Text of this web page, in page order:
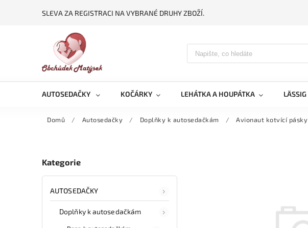
SLEVA ZA REGISTRACI NA VYBRANÉ DRUHY ZBOŽÍ.
AUTOSEDAČKY KOČÁRKY LEHÁTKA A HOUPÁTKA LÄSSIG
Domů / Autosedačky / Doplňky k autosedačkám / Avionaut kotvící pásky
Kategorie
AUTOSEDAČKY
Doplňky k autosedačkám